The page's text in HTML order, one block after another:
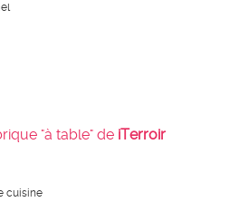
"à table" de iTerroir
cuisine